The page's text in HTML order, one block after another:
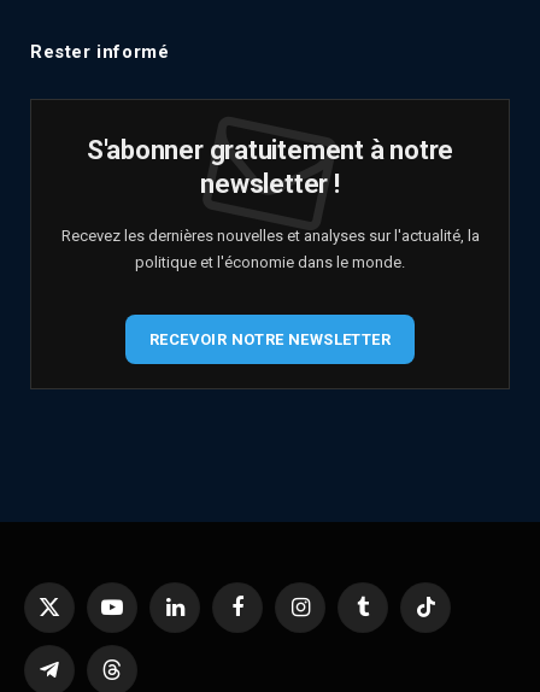
Rester informé
S'abonner gratuitement à notre
newsletter !
Recevez les dernières nouvelles et analyses sur l'actualité, la
politique et l'économie dans le monde.
RECEVOIR NOTRE NEWSLETTER
X
YouTubeLinkedIn FacebookInstagramTumblr TikTok
TelegramThreads